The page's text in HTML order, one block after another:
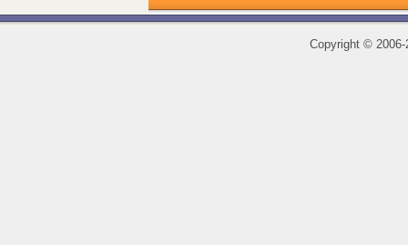
Copyright ©